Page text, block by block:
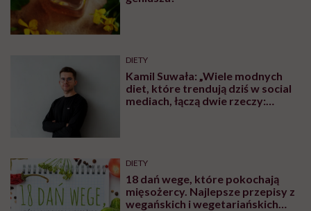
Posłuchaj
Wysłuchasz w 56 min
Posłuchaj podcastu
Posłuchaj nas również na: